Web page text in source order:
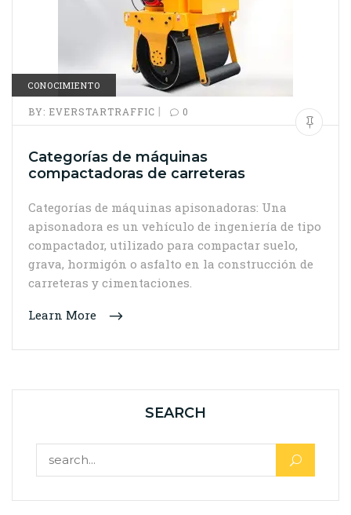
CONOCIMIENTO
BY: EVERSTARTRAFFIC | 0
Categorías de máquinas
compactadoras de carreteras
Categorías de máquinas apisonadoras: Una
apisonadora es un vehículo de ingeniería de tipo
compactador, utilizado para compactar suelo,
grava, hormigón o asfalto en la construcción de
carreteras y cimentaciones.
Learn More
SEARCH